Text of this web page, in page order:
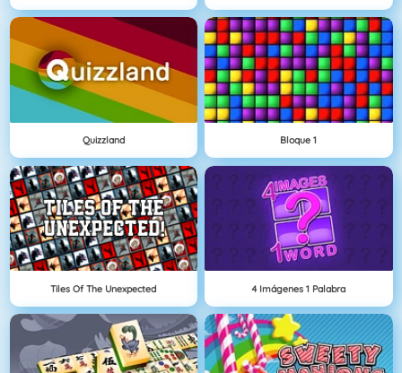
Quizzland Bloque 1
Tiles Of The Unexpected 4 Imágenes 1 Palabra